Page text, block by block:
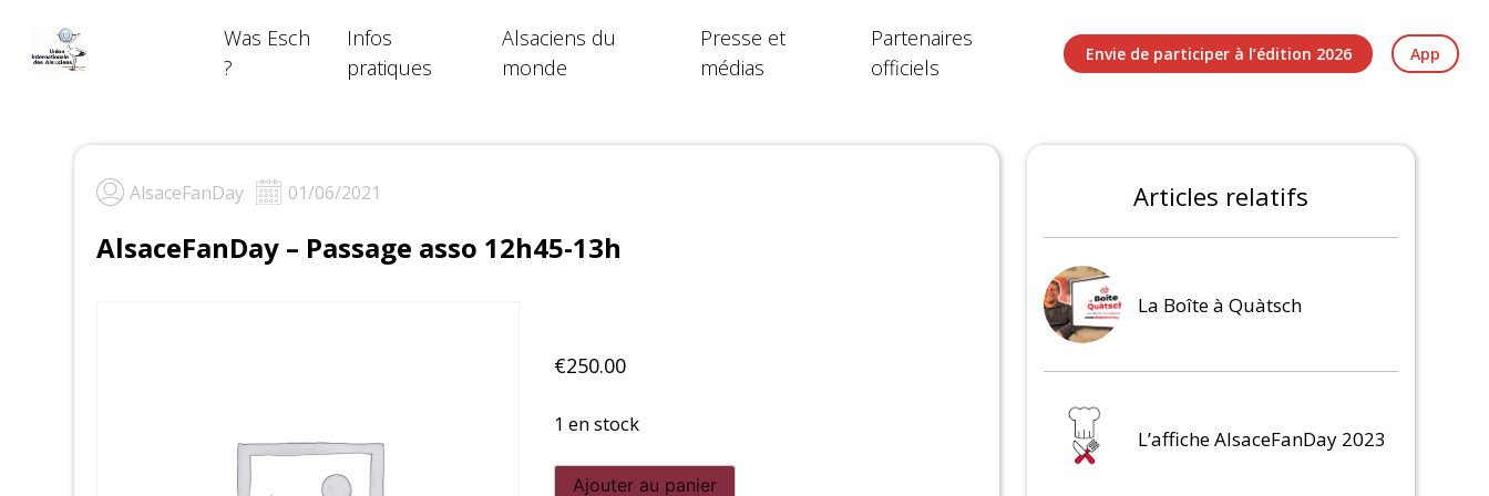
content
Was Esch
?
Infos
pratiques
Alsaciens du
monde
Presse et
médias
Partenaires
officiels
Envie de participer à l’édition 2026 App
AlsaceFanDay 01/06/2021
AlsaceFanDay – Passage asso 12h45-13h
€250.00
1 en stock
quantité
Ajouter au panier
Articles relatifs
La Boîte à Quàtsch
L’affiche AlsaceFanDay 2023